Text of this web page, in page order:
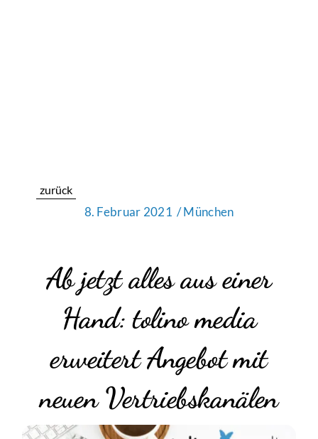
zurück
8. Februar 2021 / München
Ab jetzt alles aus einer
Hand: tolino media
erweitert Angebot mit
neuen Vertriebskanälen